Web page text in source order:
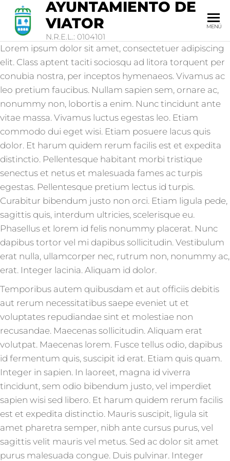
AYUNTAMIENTO DE
VIATOR
N.R.E.L.: 0104101
MENÚ
Lorem ipsum dolor sit amet, consectetuer adipiscing
elit. Class aptent taciti sociosqu ad litora torquent per
conubia nostra, per inceptos hymenaeos. Vivamus ac
leo pretium faucibus. Nullam sapien sem, ornare ac,
nonummy non, lobortis a enim. Nunc tincidunt ante
vitae massa. Vivamus luctus egestas leo. Etiam
commodo dui eget wisi. Etiam posuere lacus quis
dolor. Et harum quidem rerum facilis est et expedita
distinctio. Pellentesque habitant morbi tristique
senectus et netus et malesuada fames ac turpis
egestas. Pellentesque pretium lectus id turpis.
Curabitur bibendum justo non orci. Etiam ligula pede,
sagittis quis, interdum ultricies, scelerisque eu.
Phasellus et lorem id felis nonummy placerat. Nunc
dapibus tortor vel mi dapibus sollicitudin. Vestibulum
erat nulla, ullamcorper nec, rutrum non, nonummy ac,
erat. Integer lacinia. Aliquam id dolor.
Temporibus autem quibusdam et aut officiis debitis
aut rerum necessitatibus saepe eveniet ut et
voluptates repudiandae sint et molestiae non
recusandae. Maecenas sollicitudin. Aliquam erat
volutpat. Maecenas lorem. Fusce tellus odio, dapibus
id fermentum quis, suscipit id erat. Etiam quis quam.
Integer in sapien. In laoreet, magna id viverra
tincidunt, sem odio bibendum justo, vel imperdiet
sapien wisi sed libero. Et harum quidem rerum facilis
est et expedita distinctio. Mauris suscipit, ligula sit
amet pharetra semper, nibh ante cursus purus, vel
sagittis velit mauris vel metus. Sed ac dolor sit amet
purus malesuada congue. Duis pulvinar. Integer